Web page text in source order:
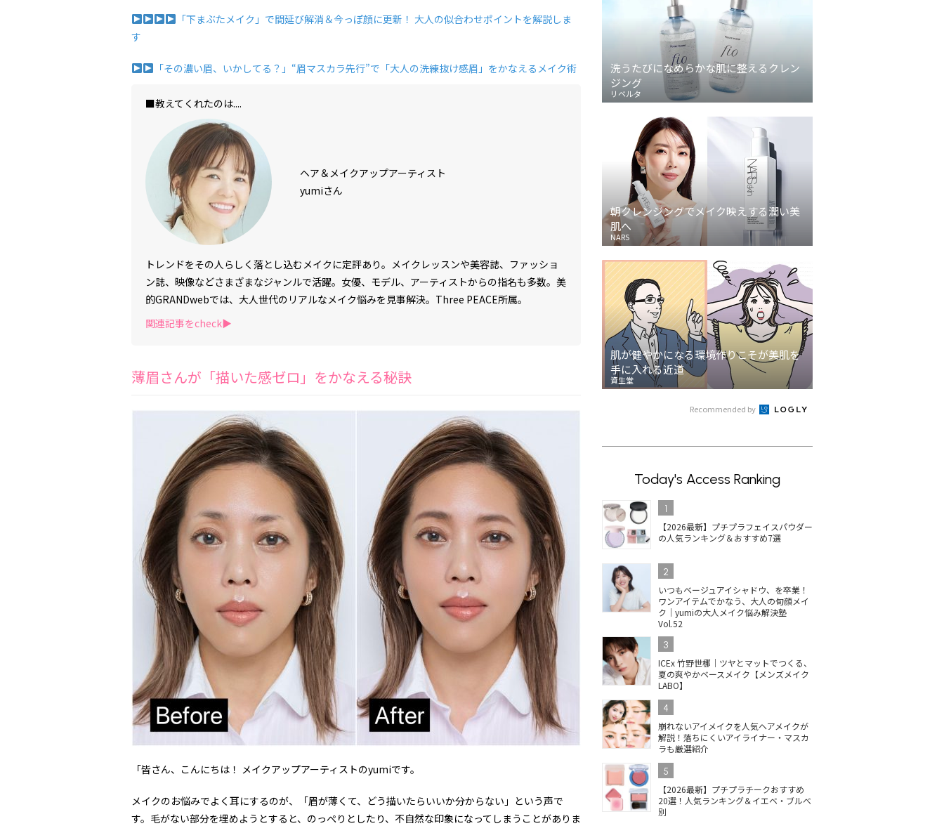
「下まぶたメイク」で間延び解消＆今っぽ顔に更新！ 大人の似合わせポイントを解説しま
す
「その濃い眉、いかしてる？」“眉マスカラ先行”で「大人の洗練抜け感眉」をかなえるメイク術
■教えてくれたのは....
ヘア＆メイクアップアーティスト
yumiさん
トレンドをその人らしく落とし込むメイクに定評あり。メイクレッスンや美容誌、ファッショ
ン誌、映像などさまざまなジャンルで活躍。女優、モデル、アーティストからの指名も多数。美
的GRANDwebでは、大人世代のリアルなメイク悩みを見事解決。 Three PEACE所属。
関連記事をcheck▶︎
薄眉さんが「描いた感ゼロ」をかなえる秘訣
「皆さん、こんにちは！ メイクアップアーティストのyumiです。
メイクのお悩みでよく耳にするのが、「眉が薄くて、どう描いたらいいか分からない」という声で
す。毛がない部分を埋めようとすると、のっぺりとしたり、不自然な印象になってしまうことがありま
洗うたびになめらかな肌に整えるクレン
ジング
リベルタ
朝クレンジングでメイク映えする潤い美
肌へ
NARS
肌が健やかになる環境作りこそが美肌を
手に入れる近道
資生堂
Recommended by
Today's Access Ranking
1
【2026最新】プチプラフェイスパウダー
の人気ランキング＆おすすめ7選
2
いつもベージュアイシャドウ、を卒業！
ワンアイテムでかなう、大人の旬顔メイ
ク｜yumiの大人メイク悩み解決塾
Vol.52
3
ICEx 竹野世梛｜ツヤとマットでつくる、
夏の爽やかベースメイク【メンズメイク
LABO】
4
崩れないアイメイクを人気ヘアメイクが
解説！落ちにくいアイライナー・マスカ
ラも厳選紹介
5
【2026最新】プチプラチークおすすめ
20選！人気ランキング＆イエベ・ブルべ
別